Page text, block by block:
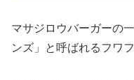
マサジロウバーガーの
ンズ」と呼ばれるフワ